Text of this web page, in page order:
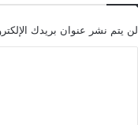
لن يتم نشر عنوان بريدك